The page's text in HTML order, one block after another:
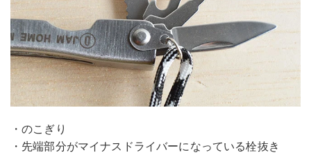
・のこぎり
・先端部分がマイナスドライバーになっている栓抜き